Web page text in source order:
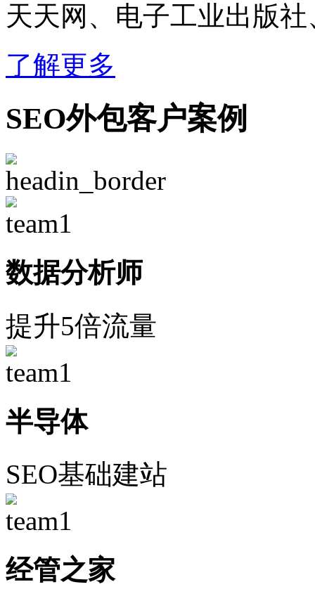
天天网、电子工业出版
了解更多
SEO外包客户案例
数据分析师
提升5倍流量
半导体
SEO基础建站
经管之家